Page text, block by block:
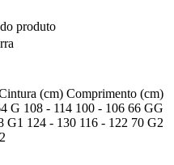
produto
(cm) Comprimento (cm)
G 108 - 114 100 - 106 66 GG
G1 124 - 130 116 - 122 70 G2